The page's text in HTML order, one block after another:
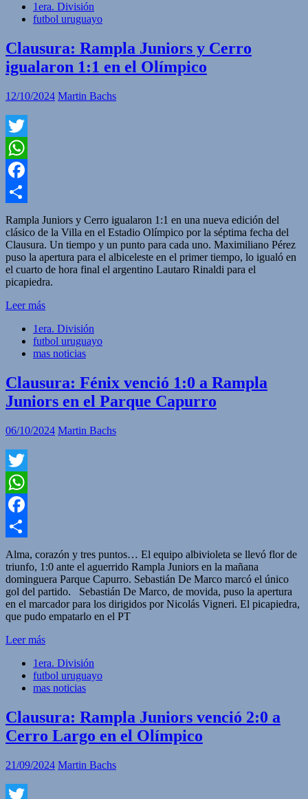
1era. División
futbol uruguayo
Clausura: Rampla Juniors y Cerro
igualaron 1:1 en el Olímpico
12/10/2024 Martin Bachs
Twitter
WhatsApp
Facebook
Compartir
Rampla Juniors y Cerro igualaron 1:1 en una nueva edición del
clásico de la Villa en el Estadio Olímpico por la séptima fecha del
Clausura. Un tiempo y un punto para cada uno. Maximiliano Pérez
puso la apertura para el albiceleste en el primer tiempo, lo igualó en
el cuarto de hora final el argentino Lautaro Rinaldi para el
picapiedra.
Leer más
1era. División
futbol uruguayo
mas noticias
Clausura: Fénix venció 1:0 a Rampla
Juniors en el Parque Capurro
06/10/2024 Martin Bachs
Twitter
WhatsApp
Facebook
Compartir
Alma, corazón y tres puntos… El equipo albivioleta se llevó flor de
triunfo, 1:0 ante el aguerrido Rampla Juniors en la mañana
dominguera Parque Capurro. Sebastián De Marco marcó el único
gol del partido. Sebastián De Marco, de movida, puso la apertura
en el marcador para los dirigidos por Nicolás Vigneri. El picapiedra,
que pudo empatarlo en el PT
Leer más
1era. División
futbol uruguayo
mas noticias
Clausura: Rampla Juniors venció 2:0 a
Cerro Largo en el Olímpico
21/09/2024 Martin Bachs